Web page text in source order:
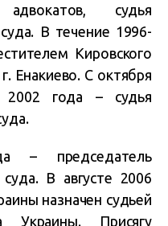
судья
В течение 1996-
Кировского
Енакиево. С октября
года – судья
– председатель
суда. В августе 2006
назначен судьей
Украины. Присягу